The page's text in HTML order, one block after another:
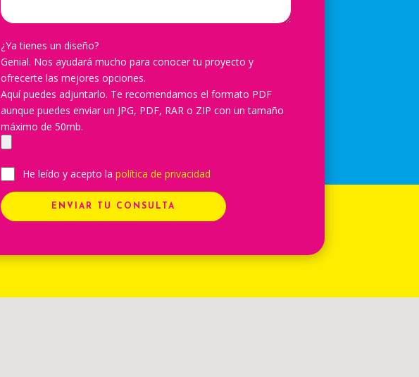
¿Ya tienes un diseño?
Genial. Nos ayudará mucho para conocer tu proyecto y
ofrecerte las mejores opciones.
Aquí puedes adjuntarlo. Te recomendamos el formato PDF
aunque puedes enviar un JPG, PDF, RAR o ZIP con un tamaño
máximo de 50mb.
He leído y acepto la política de privacidad